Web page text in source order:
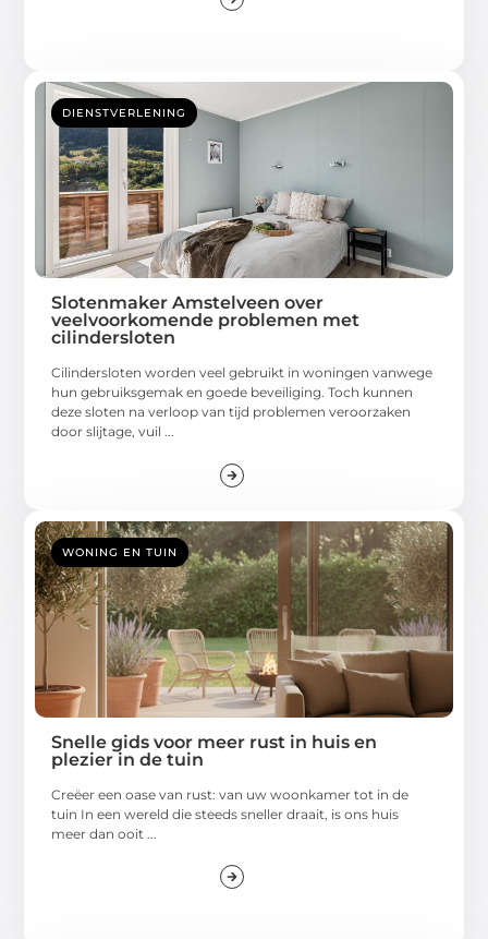
DIENSTVERLENING
Slotenmaker Amstelveen over
veelvoorkomende problemen met
cilindersloten
Cilindersloten worden veel gebruikt in woningen vanwege
hun gebruiksgemak en goede beveiliging. Toch kunnen
deze sloten na verloop van tijd problemen veroorzaken
door slijtage, vuil ...
WONING EN TUIN
Snelle gids voor meer rust in huis en
plezier in de tuin
Creëer een oase van rust: van uw woonkamer tot in de
tuin In een wereld die steeds sneller draait, is ons huis
meer dan ooit ...